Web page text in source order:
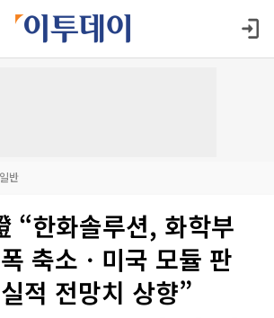
일반
“한화솔루션, 화학부
축소ㆍ미국 모듈 판
적 전망치 상향”